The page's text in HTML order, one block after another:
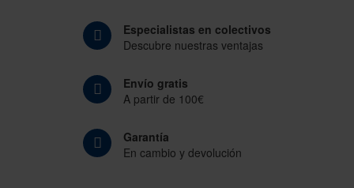
Especialistas en colectivos
Descubre nuestras ventajas
Envío gratis
A partir de 100€
Garantía
En cambio y devolución